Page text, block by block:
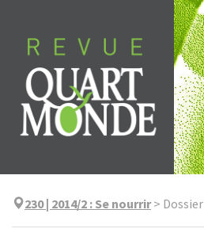
contenu
230 | 2014/2 : Se nourrir> Dossier